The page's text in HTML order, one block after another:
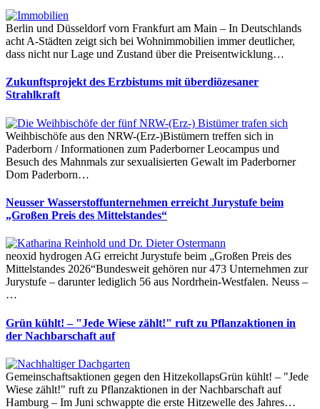
Berlin und Düsseldorf vorn Frankfurt am Main – In Deutschlands
acht A-Städten zeigt sich bei Wohnimmobilien immer deutlicher,
dass nicht nur Lage und Zustand über die Preisentwicklung…
Zukunftsprojekt des Erzbistums mit überdiözesaner
Strahlkraft
Weihbischöfe aus den NRW-(Erz-)Bistümern treffen sich in
Paderborn / Informationen zum Paderborner Leocampus und
Besuch des Mahnmals zur sexualisierten Gewalt im Paderborner
Dom Paderborn…
Neusser Wasserstoffunternehmen erreicht Jurystufe beim
„Großen Preis des Mittelstandes“
neoxid hydrogen AG erreicht Jurystufe beim „Großen Preis des
Mittelstandes 2026“Bundesweit gehören nur 473 Unternehmen zur
Jurystufe – darunter lediglich 56 aus Nordrhein-Westfalen. Neuss –
…
Grün kühlt! – "Jede Wiese zählt!" ruft zu Pflanzaktionen in
der Nachbarschaft auf
Gemeinschaftsaktionen gegen den HitzekollapsGrün kühlt! – "Jede
Wiese zählt!" ruft zu Pflanzaktionen in der Nachbarschaft auf
Hamburg – Im Juni schwappte die erste Hitzewelle des Jahres…